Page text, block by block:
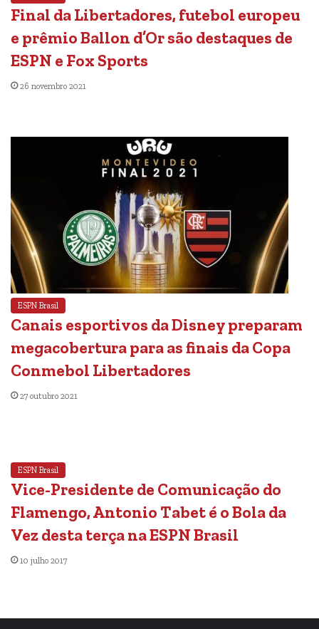
Final da Libertadores, futebol europeu
e prêmio Ballon d’Or são destaques de
ESPN e Fox Sports
26 novembro 2021
ESPN Brasil
Canais esportivos da Disney preparam
megacobertura para as finais da Copa
Conmebol Libertadores
27 outubro 2021
ESPN Brasil
Vice-Presidente de Comunicação do
Flamengo, Antonio Tabet é o Bola da
Vez desta terça na ESPN Brasil
10 julho 2017